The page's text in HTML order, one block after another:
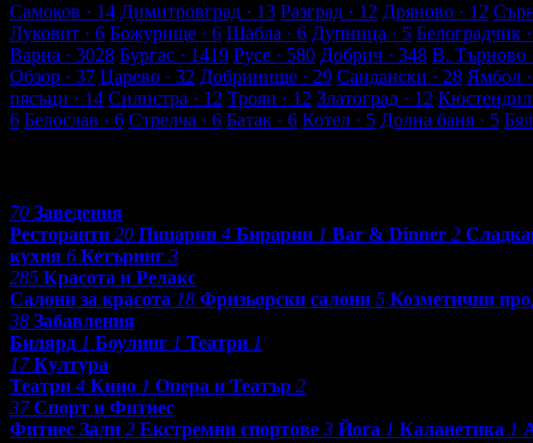
Самоков · 14 Димитровград · 13 Разград · 12 Дряново · 12
Луковит · 6 Божурище · 6 Шабла · 6 Дупница · 5 Белоградчик
Варна · 3028 Бургас · 1419 Русе · 580 Добрич · 348 В. Търново
Обзор · 37 Царево · 32 Добринище · 29 Сандански · 28 Ямбол
пясъци · 14 Силистра · 12 Троян · 12 Златоград · 12 Кюстендил
6 Белослав · 6 Стрелча · 6 Батак · 6 Котел · 5 Долна баня · 5
70 Заведения
Ресторанти 20 Пицарии 4 Бирарии 1 Bar & Dinner 2
кухня 6 Кетъринг 3
285 Красота и Релакс
Салони за красота 18 Фризьорски салони 5 Козметични
38 Забавления
Билярд 1 Боулинг 1 Театри 1
17 Култура
Театри 4 Кино 1 Опера и Театър 2
37 Спорт и Фитнес
Фитнес Зали 2 Екстремни спортове 3 Йога 1 Каланетика 1